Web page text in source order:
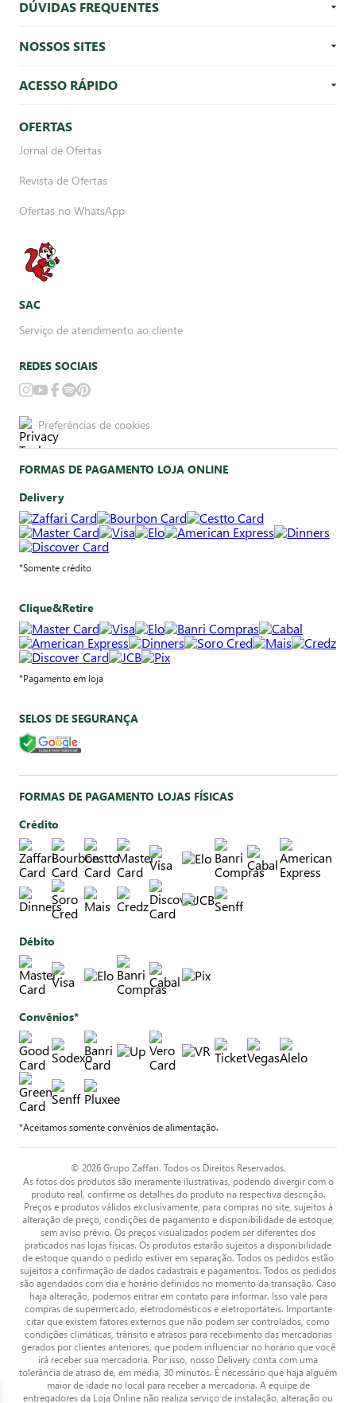
DÚVIDAS FREQUENTES
NOSSOS SITES
ACESSO RÁPIDO
OFERTAS
Jornal de Ofertas
Revista de Ofertas
Ofertas no WhatsApp
SAC
Serviço de atendimento ao cliente
REDES SOCIAIS
Preferências de cookies
FORMAS DE PAGAMENTO LOJA ONLINE
Delivery
*Somente crédito
Clique&Retire
*Pagamento em loja
SELOS DE SEGURANÇA
FORMAS DE PAGAMENTO LOJAS FÍSICAS
Crédito
Débito
Convênios*
*Aceitamos somente convênios de alimentação.
© 2026 Grupo Zaffari. Todos os Direitos Reservados.
As fotos dos produtos são meramente ilustrativas, podendo divergir com o
produto real, confirme os detalhes do produto na respectiva descrição.
Preços e produtos válidos exclusivamente, para compras no site, sujeitos à
alteração de preço, condições de pagamento e disponibilidade de estoque,
sem aviso prévio. Os preços visualizados podem ser diferentes dos
praticados nas lojas físicas. Os produtos estarão sujeitos a disponibilidade
de estoque quando o pedido estiver em separação. Todos os pedidos estão
sujeitos a confirmação de dados cadastrais e pagamentos. Todos os pedidos
são agendados com dia e horário definidos no momento da transação. Caso
haja alteração, podemos entrar em contato para informar. Isso vale para
compras de supermercado, eletrodomésticos e eletroportáteis. Importante
citar que existem fatores externos que não podem ser controlados, como
condições climáticas, trânsito e atrasos para recebimento das mercadorias
gerados por clientes anteriores, que podem influenciar no horário que você
irá receber sua mercadoria. Por isso, nosso Delivery conta com uma
tolerância de atraso de, em média, 30 minutos. É necessário que haja alguém
maior de idade no local para receber a mercadoria. A equipe de
entregadores da Loja Online não realiza serviço de instalação, alteração ou